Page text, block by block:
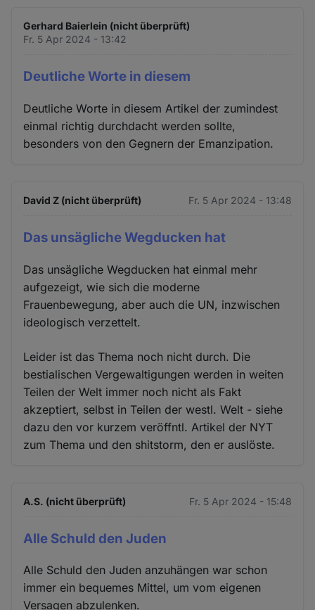
Gerhard Baierlein (nicht überprüft)
Fr. 5 Apr 2024 - 13:42
Deutliche Worte in diesem
Deutliche Worte in diesem Artikel der zumindest
einmal richtig durchdacht werden sollte,
besonders von den Gegnern der Emanzipation.
David Z (nicht überprüft) Fr. 5 Apr 2024 - 13:48
Das unsägliche Wegducken hat
Das unsägliche Wegducken hat einmal mehr
aufgezeigt, wie sich die moderne
Frauenbewegung, aber auch die UN, inzwischen
ideologisch verzettelt.
Leider ist das Thema noch nicht durch. Die
bestialischen Vergewaltigungen werden in weiten
Teilen der Welt immer noch nicht als Fakt
akzeptiert, selbst in Teilen der westl. Welt - siehe
dazu den vor kurzem veröffntl. Artikel der NYT
zum Thema und den shitstorm, den er auslöste.
A.S. (nicht überprüft) Fr. 5 Apr 2024 - 15:48
Alle Schuld den Juden
Alle Schuld den Juden anzuhängen war schon
immer ein bequemes Mittel, um vom eigenen
Versagen abzulenken.